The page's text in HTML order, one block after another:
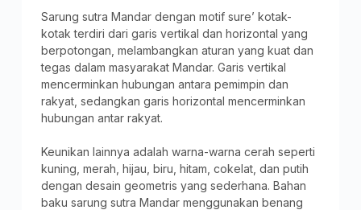
Sarung sutra Mandar dengan motif sure’ kotak-
kotak terdiri dari garis vertikal dan horizontal yang
berpotongan, melambangkan aturan yang kuat dan
tegas dalam masyarakat Mandar. Garis vertikal
mencerminkan hubungan antara pemimpin dan
rakyat, sedangkan garis horizontal mencerminkan
hubungan antar rakyat.
Keunikan lainnya adalah warna-warna cerah seperti
kuning, merah, hijau, biru, hitam, cokelat, dan putih
dengan desain geometris yang sederhana. Bahan
baku sarung sutra Mandar menggunakan benang